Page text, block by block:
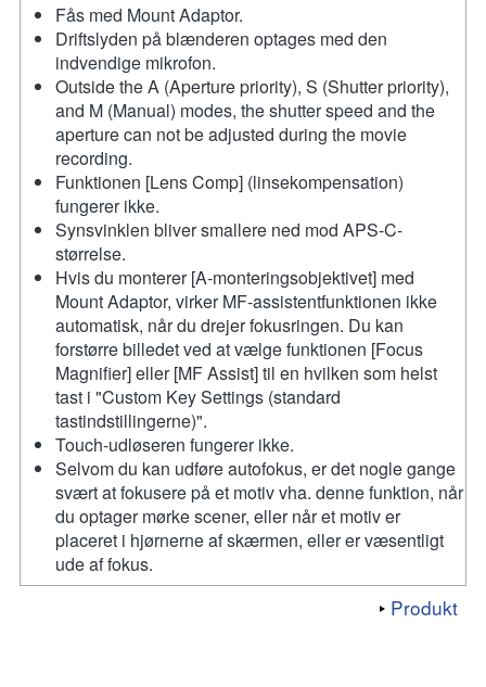
Fås med Mount Adaptor.
Driftslyden på blænderen optages med den
indvendige mikrofon.
Outside the A (Aperture priority), S (Shutter priority),
and M (Manual) modes, the shutter speed and the
aperture can not be adjusted during the movie
recording.
Funktionen [Lens Comp] (linsekompensation)
fungerer ikke.
Synsvinklen bliver smallere ned mod APS-C-
størrelse.
Hvis du monterer [A-monteringsobjektivet] med
Mount Adaptor, virker MF-assistentfunktionen ikke
automatisk, når du drejer fokusringen. Du kan
forstørre billedet ved at vælge funktionen [Focus
Magnifier] eller [MF Assist] til en hvilken som helst
tast i "Custom Key Settings (standard
tastindstillingerne)".
Touch-udløseren fungerer ikke.
Selvom du kan udføre autofokus, er det nogle gange
svært at fokusere på et motiv vha. denne funktion, når
du optager mørke scener, eller når et motiv er
placeret i hjørnerne af skærmen, eller er væsentligt
ude af fokus.
Produkt